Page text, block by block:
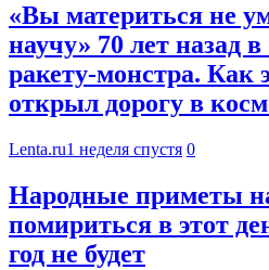
«Вы материться не
научу» 70 лет назад
ракету-монстра. Как
открыл дорогу в
Lenta.ru1 неделя спустя 0
Народные приметы
помириться в этот
год не будет